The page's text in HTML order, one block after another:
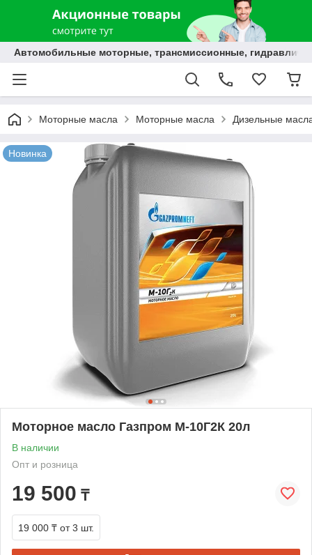
Автомобильные моторные, трансмиссионные,
Моторные масла Моторные масла Дизельные
Новинка
Моторное масло Газпром М-10Г2К 20л
В наличии
Опт и розница
19 500 ₸
19 000 ₸ от 3 шт.